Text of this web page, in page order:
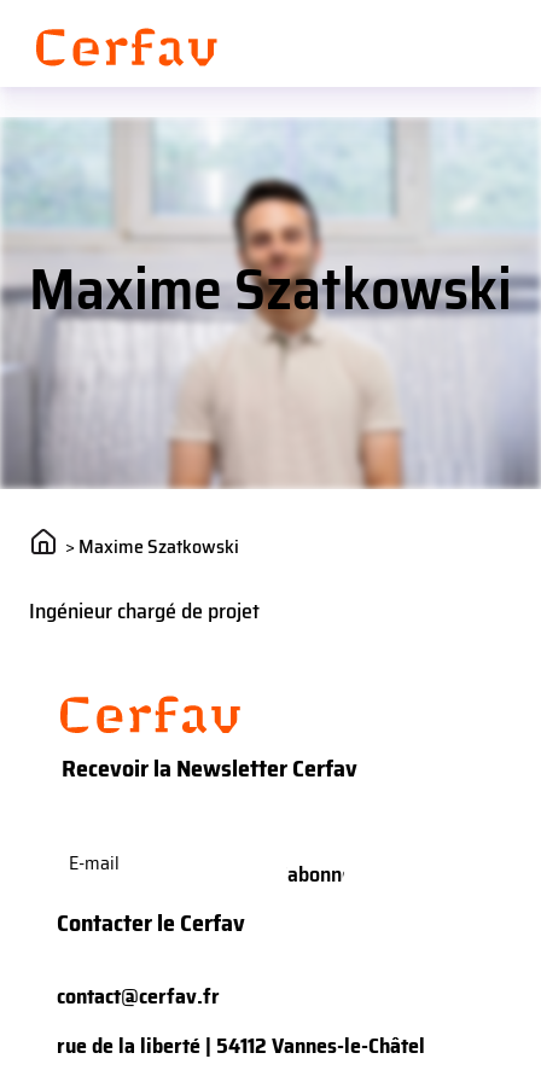
Maxime Szatkowski
>Maxime Szatkowski
Ingénieur chargé de projet
Recevoir la Newsletter Cerfav
mail(Nécessaire)
Contacter le Cerfav
contact@cerfav.fr
rue de la liberté | 54112 Vannes-le-Châtel